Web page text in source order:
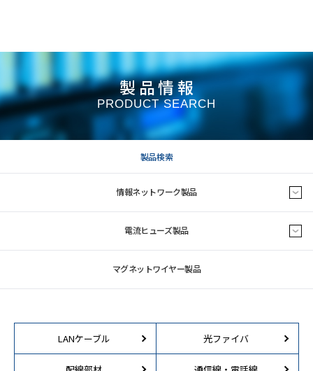
製品情報
PRODUCT SEARCH
製品検索
情報ネットワーク製品
電流ヒューズ製品
マグネットワイヤー製品
LANケーブル 光ファイバ